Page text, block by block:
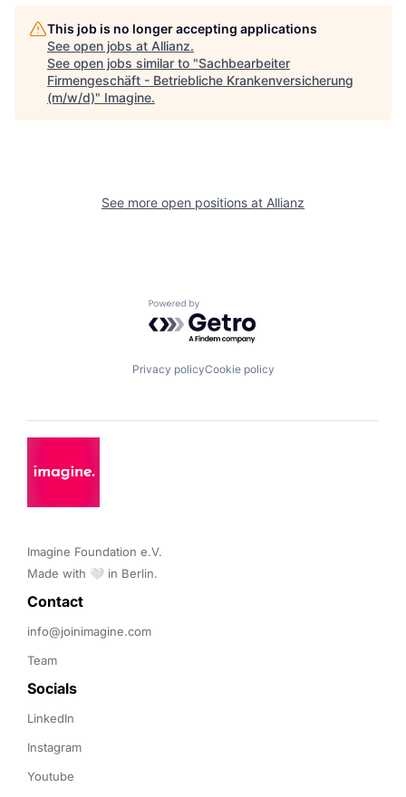
This job is no longer accepting applications
See open jobs at Allianz.
See open jobs similar to "Sachbearbeiter
Firmengeschäft - Betriebliche Krankenversicherung
(m/w/d)" Imagine.
See more open positions at Allianz
Powered by Getro.com
Privacy policyCookie policy
Imagine Foundation e.V.
Made with 🤍 in Berlin.
Contact
info@joinimagine.com
Team
Socials
LinkedIn
Instagram
Youtube